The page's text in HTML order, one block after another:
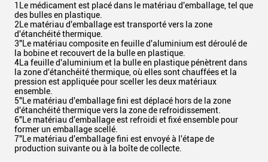
1Le médicament est placé dans le matériau d'emballage, tel que
des bulles en plastique.
2Le matériau d'emballage est transporté vers la zone
d'étanchéité thermique.
3"Le matériau composite en feuille d'aluminium est déroulé de
la bobine et recouvert de la bulle en plastique.
4La feuille d'aluminium et la bulle en plastique pénètrent dans
la zone d'étanchéité thermique, où elles sont chauffées et la
pression est appliquée pour sceller les deux matériaux
ensemble.
5"Le matériau d'emballage fini est déplacé hors de la zone
d'étanchéité thermique vers la zone de refroidissement.
6"Le matériau d'emballage est refroidi et fixé ensemble pour
former un emballage scellé.
7"Le matériau d'emballage fini est envoyé à l'étape de
production suivante ou à la boîte de collecte.